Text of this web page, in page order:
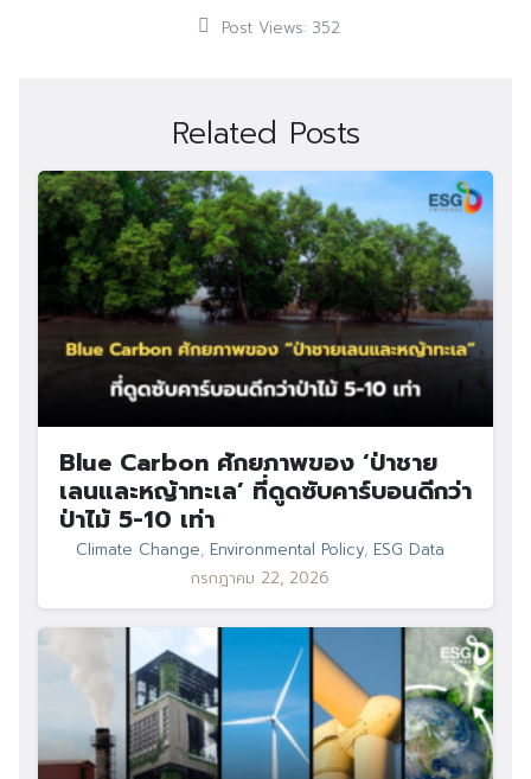
Search
Search
Post Views: 352
Related Posts
Blue Carbon ศักยภาพของ ‘ป่าชาย
เลนและหญ้าทะเล’ ที่ดูดซับคาร์บอนดีกว่า
ป่าไม้ 5-10 เท่า
Climate Change, Environmental Policy, ESG Data
กรกฎาคม 22, 2026